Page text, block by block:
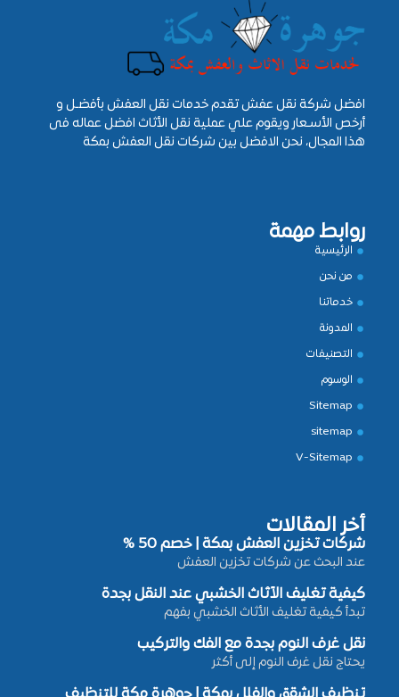
افضل شركة نقل عفش تقدم خدمات نقل العفش بأفضـل و
أرخص الأسـعار ويقوم علي عملية نقل الأثاث افضل عماله فى
هذا المجال، نحن الافضل بين شركات نقل العفش بمكة
روابط مهمة
الرئيسية
من نحن
خدماتنا
المدونة
التصنيفات
الوسوم
Sitemap
sitemap
V-Sitemap
أخر المقالات
شركات تخزين العفش بمكة | خصم 50 %
عند البحث عن شركات تخزين العفش
كيفية تغليف الأثاث الخشبي عند النقل بجدة
تبدأ كيفية تغليف الأثاث الخشبي بفهم
نقل غرف النوم بجدة مع الفك والتركيب
يحتاج نقل غرف النوم إلى أكثر